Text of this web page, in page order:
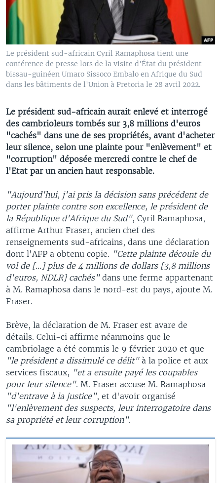
Le président sud-africain Cyril Ramaphosa tient une
conférence de presse lors de la visite d'État du président
bissau-guinéen Umaro Sissoco Embalo en Afrique du Sud
dans les bâtiments de l'Union à Pretoria le 28 avril 2022.
Le président sud-africain aurait enlevé et interrogé
des cambrioleurs tombés sur 3,8 millions d'euros
"cachés" dans une de ses propriétés, avant d'acheter
leur silence, selon une plainte pour "enlèvement" et
"corruption" déposée mercredi contre le chef de
l'Etat par un ancien haut responsable.
"Aujourd'hui, j'ai pris la décision sans précédent de
porter plainte contre son excellence, le président de
la République d'Afrique du Sud", Cyril Ramaphosa,
affirme Arthur Fraser, ancien chef des
renseignements sud-africains, dans une déclaration
dont l'AFP a obtenu copie. "Cette plainte découle du
vol de [...] plus de 4 millions de dollars [3,8 millions
d'euros, NDLR] cachés"dans une ferme appartenant
à M. Ramaphosa dans le nord-est du pays, ajoute M.
Fraser.
Brève, la déclaration de M. Fraser est avare de
détails. Celui-ci affirme néanmoins que le
cambriolage a été commis le 9 février 2020 et que
"le président a dissimulé ce délit"à la police et aux
services fiscaux, "et a ensuite payé les coupables
pour leur silence". M. Fraser accuse M. Ramaphosa
"d'entrave à la justice", et d'avoir organisé
"l'enlèvement des suspects, leur interrogatoire dans
sa propriété et leur corruption".